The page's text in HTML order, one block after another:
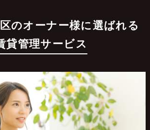
のオーナー様に選ばれる
貸管理サービス